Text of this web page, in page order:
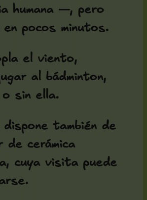
humana —, pero
pocos minutos.
el viento,
al bádminton,
sin ella.
también de
de cerámica
cuya visita puede